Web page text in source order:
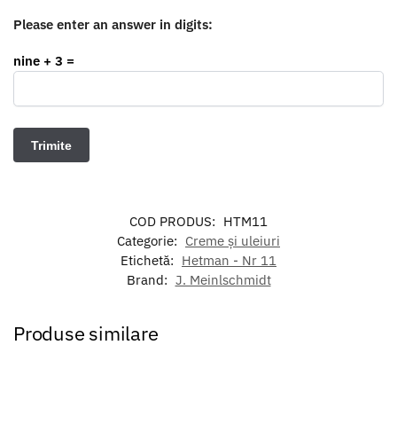
Please enter an answer in digits:
nine + 3 =
COD PRODUS: HTM11
Categorie: Creme și uleiuri
Etichetă: Hetman - Nr 11
Brand: J. Meinlschmidt
Produse similare